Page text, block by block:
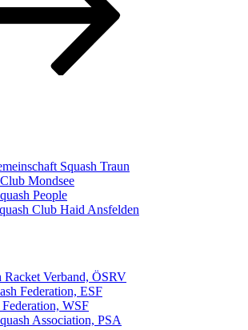
Squash Traun
Mondsee
People
Club Haid Ansfelden
Racket Verband, ÖSRV
Federation, ESF
WSF
Association, PSA